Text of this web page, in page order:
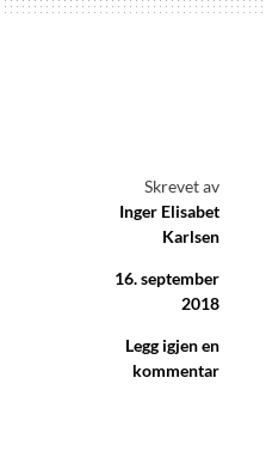
Skrevet av
Inger Elisabet
Karlsen
16. september
2018
Legg igjen en
kommentar